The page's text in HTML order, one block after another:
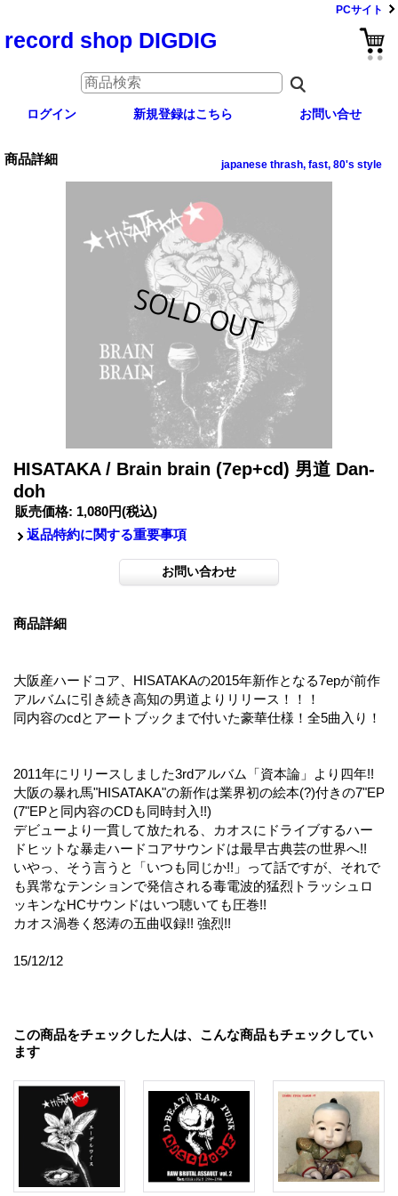
PCサイト
record shop DIGDIG
ログイン 新規登録はこちら お問い合せ
商品詳細 japanese thrash, fast, 80's style
HISATAKA / Brain brain (7ep+cd) 男道 Dan-
doh
販売価格: 1,080円(税込)
返品特約に関する重要事項
商品詳細
大阪産ハードコア、HISATAKAの2015年新作となる7epが前作
アルバムに引き続き高知の男道よりリリース！！！
同内容のcdとアートブックまで付いた豪華仕様！全5曲入り！
2011年にリリースしました3rdアルバム「資本論」より四年!!
大阪の暴れ馬"HISATAKA"の新作は業界初の絵本(?)付きの7"EP
(7"EPと同内容のCDも同時封入!!)
デビューより一貫して放たれる、カオスにドライブするハー
ドヒットな暴走ハードコアサウンドは最早古典芸の世界へ!!
いやっ、そう言うと「いつも同じか!!」って話ですが、それで
も異常なテンションで発信される毒電波的猛烈トラッシュロ
ッキンなHCサウンドはいつ聴いても圧巻!!
カオス渦巻く怒涛の五曲収録!! 強烈!!
15/12/12
この商品をチェックした人は、こんな商品もチェックしてい
ます